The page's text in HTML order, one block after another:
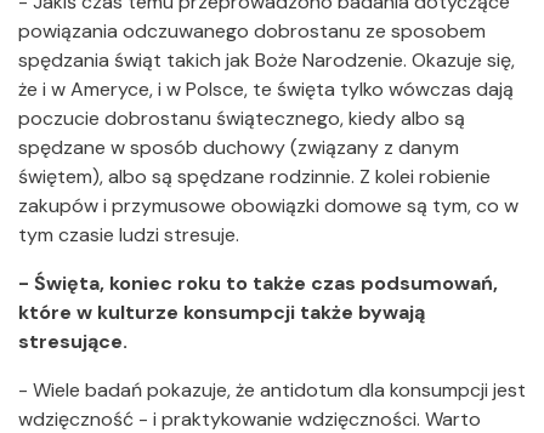
powiązania odczuwanego dobrostanu ze sposobem
spędzania świąt takich jak Boże Narodzenie. Okazuje się,
że i w Ameryce, i w Polsce, te święta tylko wówczas dają
poczucie dobrostanu świątecznego, kiedy albo są
spędzane w sposób duchowy (związany z danym
świętem), albo są spędzane rodzinnie. Z kolei robienie
zakupów i przymusowe obowiązki domowe są tym, co w
tym czasie ludzi stresuje.
- Święta, koniec roku to także czas podsumowań,
które w kulturze konsumpcji także bywają
stresujące.
- Wiele badań pokazuje, że antidotum dla konsumpcji jest
wdzięczność - i praktykowanie wdzięczności. Warto